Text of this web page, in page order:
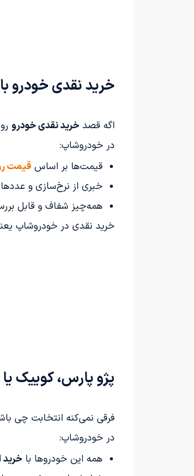
خرید نقدی خودرو
اگه قصد خرید نقدی خودرو
در خودروشاپ:
قیمت‌ها بر اساس قیمت
خبری از نرخ‌سازی و
همه‌چیز شفاف و قابل
خرید نقدی در خودروشاپ
پژو پارس، کوییک یا ۲۰۶؟ انتخاب با تو، شرایط با ما
فرقی نمی‌کنه انتخابت چی
در خودروشاپ:
همه این خودروها با